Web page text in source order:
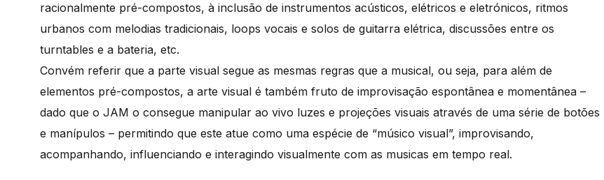
racionalmente pré-compostos, à inclusão de instrumentos acústicos, elétricos e eletrónicos, ritmos
urbanos com melodias tradicionais, loops vocais e solos de guitarra elétrica, discussões entre os
turntables e a bateria, etc.
Convém referir que a parte visual segue as mesmas regras que a musical, ou seja, para além de
elementos pré-compostos, a arte visual é também fruto de improvisação espontânea e momentânea –
dado que o JAM o consegue manipular ao vivo luzes e projeções visuais através de uma série de botões
e manípulos – permitindo que este atue como uma espécie de “músico visual”, improvisando,
acompanhando, influenciando e interagindo visualmente com as musicas em tempo real.